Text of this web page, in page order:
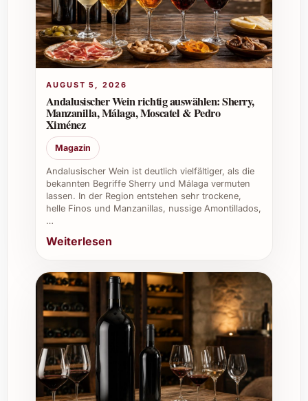
Weinhandlungen als auch online erhältlich,
was den Erwerb bequem und einfach macht.
Tipps und Vorteile für private und
berufliche Nutzung
La Conreria Voltons 2020 überzeugt durch
seine Vielseitigkeit sowohl im privaten als
auch im professionellen Bereich:
Private Feiern:
Geburtstage, Weihnachtsessen oder
Silvesterpartys.
Sommerfeste:Ein Genuss auf lauen
Terrasse.
Ansprechende Ergänzung zu Menüs in
Restaurants oder bei exklusiven Events.
Firmenevents:Als repräsentativer Wein
hinterlässt er einen bleibenden Eindruck
bei Kunden und Partnern.
Weinkeller:
Eine lohnenswerte
Investition für Sammler und
Enthusiasten, die Qualität schätzen.
AUGUST 5, 2026
Andalusischer Wein richtig auswählen: Sherry,
Manzanilla, Málaga, Moscatel & Pedro
Ximénez
Magazin
Andalusischer Wein ist deutlich vielfältiger, als die
bekannten Begriffe Sherry und Málaga vermuten
lassen. In der Region entstehen sehr trockene,
helle Finos und Manzanillas, nussige Amontillados,
…
Weiterlesen